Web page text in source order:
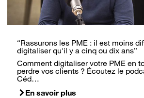
“Rassurons les PME : il est moins
digitaliser qu'il y a cinq ou dix ans”
Comment digitaliser votre PME en
perdre vos clients ? Écoutez le
Céd…
En savoir plus